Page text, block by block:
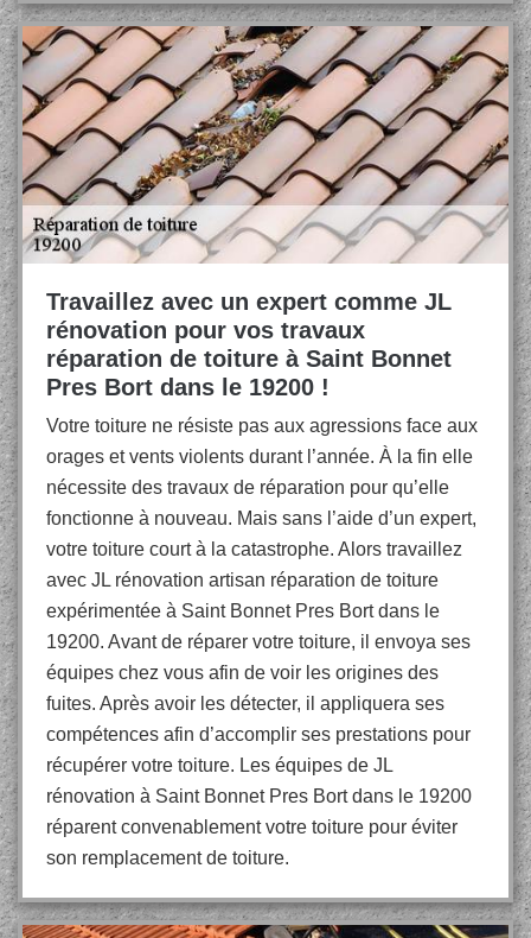
Travaillez avec un expert comme JL
rénovation pour vos travaux
réparation de toiture à Saint Bonnet
Pres Bort dans le 19200 !
Votre toiture ne résiste pas aux agressions face aux
orages et vents violents durant l’année. À la fin elle
nécessite des travaux de réparation pour qu’elle
fonctionne à nouveau. Mais sans l’aide d’un expert,
votre toiture court à la catastrophe. Alors travaillez
avec JL rénovation artisan réparation de toiture
expérimentée à Saint Bonnet Pres Bort dans le
19200. Avant de réparer votre toiture, il envoya ses
équipes chez vous afin de voir les origines des
fuites. Après avoir les détecter, il appliquera ses
compétences afin d’accomplir ses prestations pour
récupérer votre toiture. Les équipes de JL
rénovation à Saint Bonnet Pres Bort dans le 19200
réparent convenablement votre toiture pour éviter
son remplacement de toiture.